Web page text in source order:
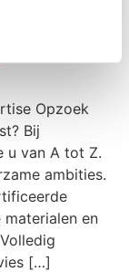
Opzoek
Bij
u van A tot Z.
ambities.
en
[…]